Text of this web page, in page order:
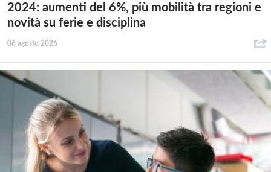
2024: aumenti del 6%, più mobilità tra regioni e
novità su ferie e disciplina
06 agosto 2026